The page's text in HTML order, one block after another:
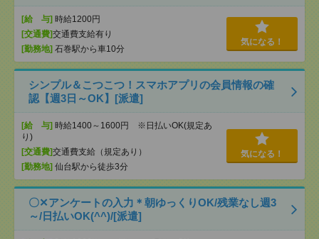
[給 与] 時給1200円
[交通費]交通費支給有り
[勤務地] 石巻駅から車10分
気になる！
シンプル＆こつこつ！スマホアプリの会員情報の確
認【週3日～OK】[派遣]
[給 与] 時給1400～1600円 ※日払いOK(規定あ
り)
[交通費]交通費支給（規定あり）
[勤務地] 仙台駅から徒歩3分
気になる！
〇✕アンケートの入力＊朝ゆっくりOK/残業なし週3
～/日払いOK(^^)/[派遣]